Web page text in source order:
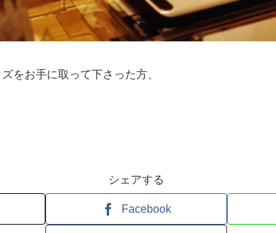
をお手に取って下さった方、
シェアする
Facebook